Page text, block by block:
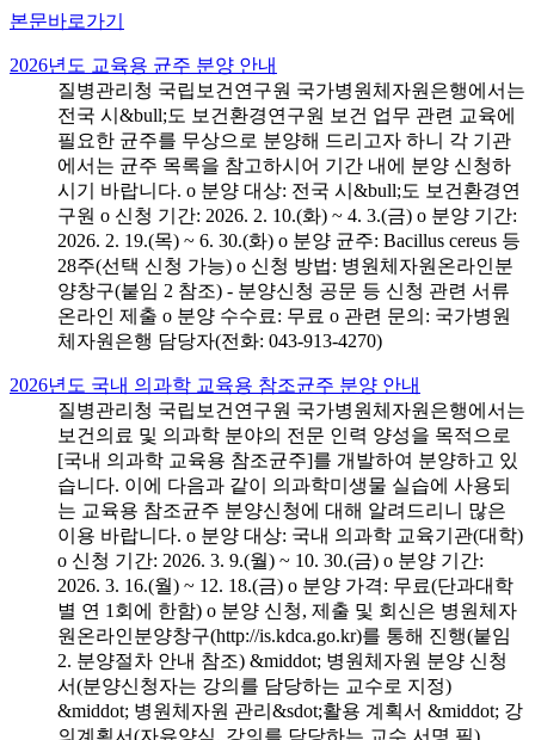
본문바로가기
2026년도 교육용 균주 분양 안내
질병관리청 국립보건연구원 국가병원체자원은행에서는
전국 시&bull;도 보건환경연구원 보건 업무 관련 교육에
필요한 균주를 무상으로 분양해 드리고자 하니 각 기관
에서는 균주 목록을 참고하시어 기간 내에 분양 신청하
시기 바랍니다. o 분양 대상: 전국 시&bull;도 보건환경연
구원 o 신청 기간: 2026. 2. 10.(화) ~ 4. 3.(금) o 분양 기간:
2026. 2. 19.(목) ~ 6. 30.(화) o 분양 균주: Bacillus cereus 등
28주(선택 신청 가능) o 신청 방법: 병원체자원온라인분
양창구(붙임 2 참조) - 분양신청 공문 등 신청 관련 서류
온라인 제출 o 분양 수수료: 무료 o 관련 문의: 국가병원
체자원은행 담당자(전화: 043-913-4270)
2026년도 국내 의과학 교육용 참조균주 분양 안내
질병관리청 국립보건연구원 국가병원체자원은행에서는
보건의료 및 의과학 분야의 전문 인력 양성을 목적으로
[국내 의과학 교육용 참조균주]를 개발하여 분양하고 있
습니다. 이에 다음과 같이 의과학미생물 실습에 사용되
는 교육용 참조균주 분양신청에 대해 알려드리니 많은
이용 바랍니다. o 분양 대상: 국내 의과학 교육기관(대학)
o 신청 기간: 2026. 3. 9.(월) ~ 10. 30.(금) o 분양 기간:
2026. 3. 16.(월) ~ 12. 18.(금) o 분양 가격: 무료(단과대학
별 연 1회에 한함) o 분양 신청, 제출 및 회신은 병원체자
원온라인분양창구(http://is.kdca.go.kr)를 통해 진행(붙임
2. 분양절차 안내 참조) &middot; 병원체자원 분양 신청
서(분양신청자는 강의를 담당하는 교수로 지정)
&middot; 병원체자원 관리&sdot;활용 계획서 &middot; 강
의계획서(자유양식, 강의를 담당하는 교수 서명 필)